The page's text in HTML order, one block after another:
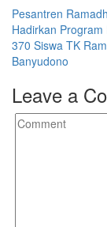
Post
Pesantren
Hadirkan
370 Siswa TK
Banyudono
Leave a